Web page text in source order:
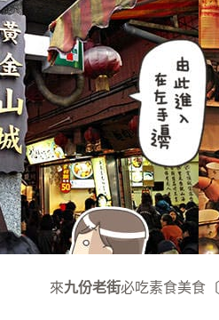
來九份老街必吃素食美食〔